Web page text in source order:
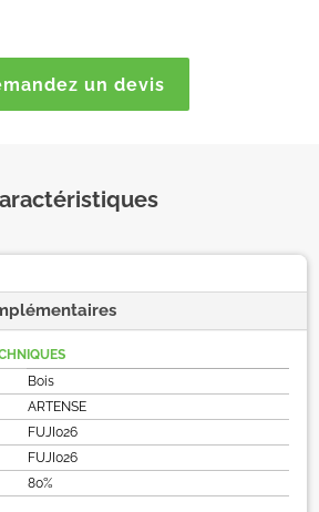
un devis
Bois
ARTENSE
FUJI026
FUJI026
80%